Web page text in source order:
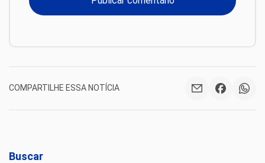
COMPARTILHE ESSA NOTÍCIA
Buscar